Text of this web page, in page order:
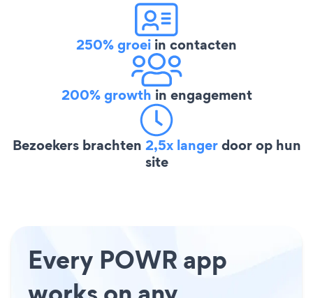
250% groei in contacten
200% growth in engagement
Bezoekers brachten 2,5x langerdoor op hun
site
Every POWR app